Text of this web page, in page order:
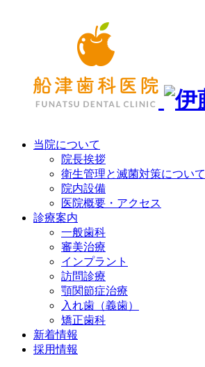
当院について
院長挨拶
衛生管理と滅菌対策について
院内設備
医院概要・アクセス
診療案内
一般歯科
審美治療
インプラント
訪問診療
顎関節症治療
入れ歯（義歯）
矯正歯科
新着情報
採用情報